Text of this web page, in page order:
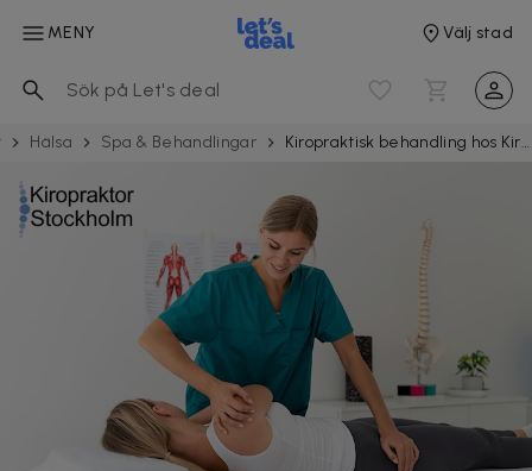
MENY Välj stad
Hälsa Spa & Behand­ling­ar Kiropraktisk behandling hos Kiropraktor Stockholm Ryggklinik i Vasastan